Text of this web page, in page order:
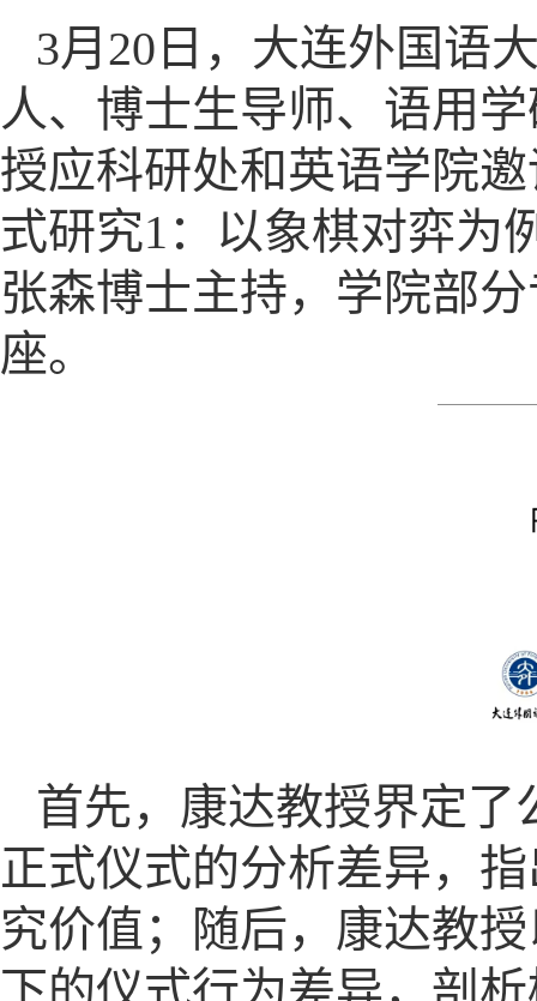
3月20日，大连外国语
人、博士生导师、语用
授应科研处和英语学院
式研究1：以象棋对弈为
张森博士主持，学院部
座。
首先，康达教授界定
正式仪式的分析差异，
究价值；随后，康达教